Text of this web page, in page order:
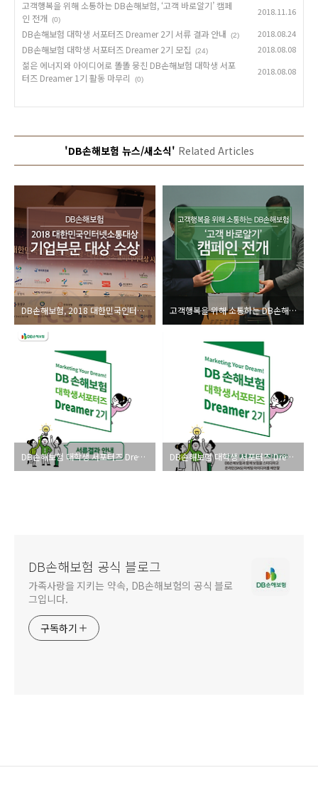
고객행복을 위해 소통하는 DB손해보험, ‘고객 바로알기’ 캠페
인 전개 (0)
2018.11.16
DB손해보험 대학생 서포터즈 Dreamer 2기 서류 결과 안내 (2) 2018.08.24
DB손해보험 대학생 서포터즈 Dreamer 2기 모집 (24) 2018.08.08
젊은 에너지와 아이디어로 똘똘 뭉친 DB손해보험 대학생 서포
터즈 Dreamer 1기 활동 마무리
(0)
2018.08.08
'DB손해보험 뉴스/새소식' Related Articles
DB손해보험, 2018 대한민국인터넷소통대상 기업부문 대상 수상 고객행복을 위해 소통하는 DB손해보험, ‘고객 바로알기’ 캠페인 전개
DB손해보험 대학생 서포터즈 Dreamer 2기 서류 결과 안내 DB손해보험 대학생 서포터즈 Dreamer 2기 모집
DB손해보험 공식 블로그
가족사랑을 지키는 약속, DB손해보험의 공식 블로
그입니다.
구독하기